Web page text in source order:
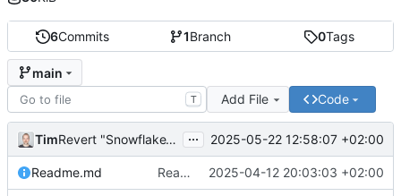
6Commits 1Branch 0Tags
main
T Add File Code
Tim Revert "SnowflakeTraffic.sh aktualisiert" ... 2025-05-22 12:58:07 +02:00
Readme.md Readme.md aktualisiert 2025-04-12 20:03:03 +02:00